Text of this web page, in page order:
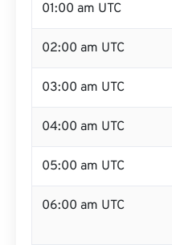
01:00 am UTC
02:00 am UTC
03:00 am UTC
04:00 am UTC
05:00 am UTC
06:00 am UTC